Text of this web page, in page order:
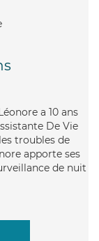
a 10 ans
De Vie
troubles de
apporte ses
de nuit